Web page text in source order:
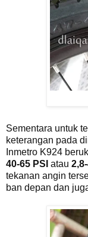
Sementara untuk
keterangan pada
Inmetro K924
40-65 PSI atau
tekanan angin
ban depan dan